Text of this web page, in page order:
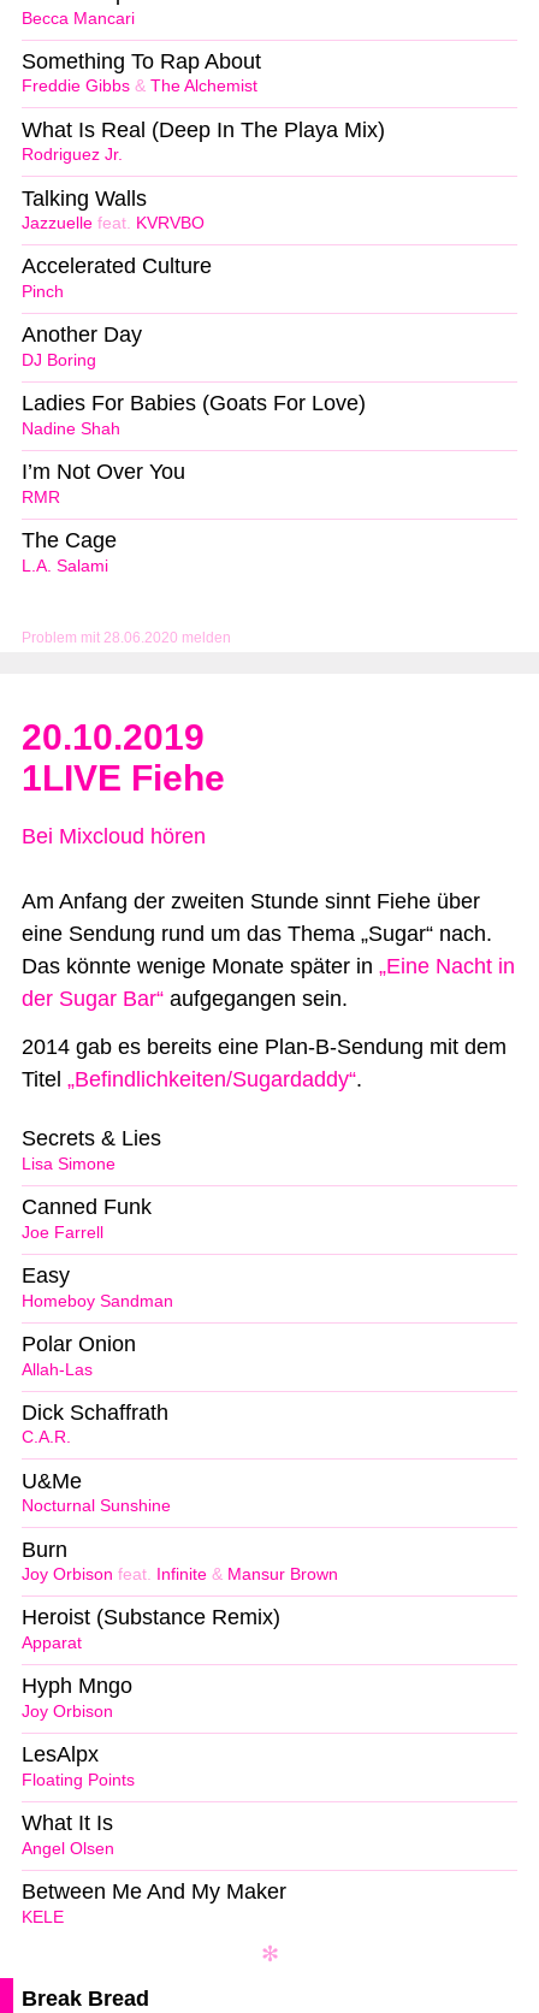
Problem mit 28.06.2020 melden
Becca Mancari
Freddie Gibbs & The Alchemist
Something To Rap About
Rodriguez Jr.
What Is Real (Deep In The Playa Mix)
Jazzuelle feat. KVRVBO
Talking Walls
Pinch
Accelerated Culture
DJ Boring
Another Day
Nadine Shah
Ladies For Babies (Goats For Love)
RMR
I’m Not Over You
L.A. Salami
The Cage
20.10.2019
1LIVE Fiehe
Bei Mixcloud hören
Am Anfang der zweiten Stunde sinnt Fiehe über
eine Sendung rund um das Thema „Sugar“ nach.
Das könnte wenige Monate später in „Eine Nacht in
der Sugar Bar“ aufgegangen sein.
2014 gab es bereits eine Plan-B-Sendung mit dem
Titel „Befindlichkeiten/Sugardaddy“.
Lisa Simone
Secrets & Lies
Joe Farrell
Canned Funk
Homeboy Sandman
Easy
Allah-Las
Polar Onion
C.A.R.
Dick Schaffrath
Nocturnal Sunshine
U&Me
Joy Orbison feat. Infinite & Mansur Brown
Burn
Apparat
Heroist (Substance Remix)
Joy Orbison
Hyph Mngo
Floating Points
LesAlpx
Angel Olsen
What It Is
KELE
Between Me And My Maker
Break Bread